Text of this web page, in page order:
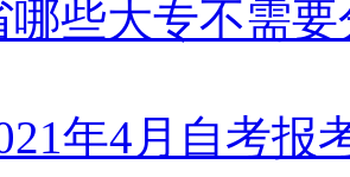
哪些大专不需
年4月自考报